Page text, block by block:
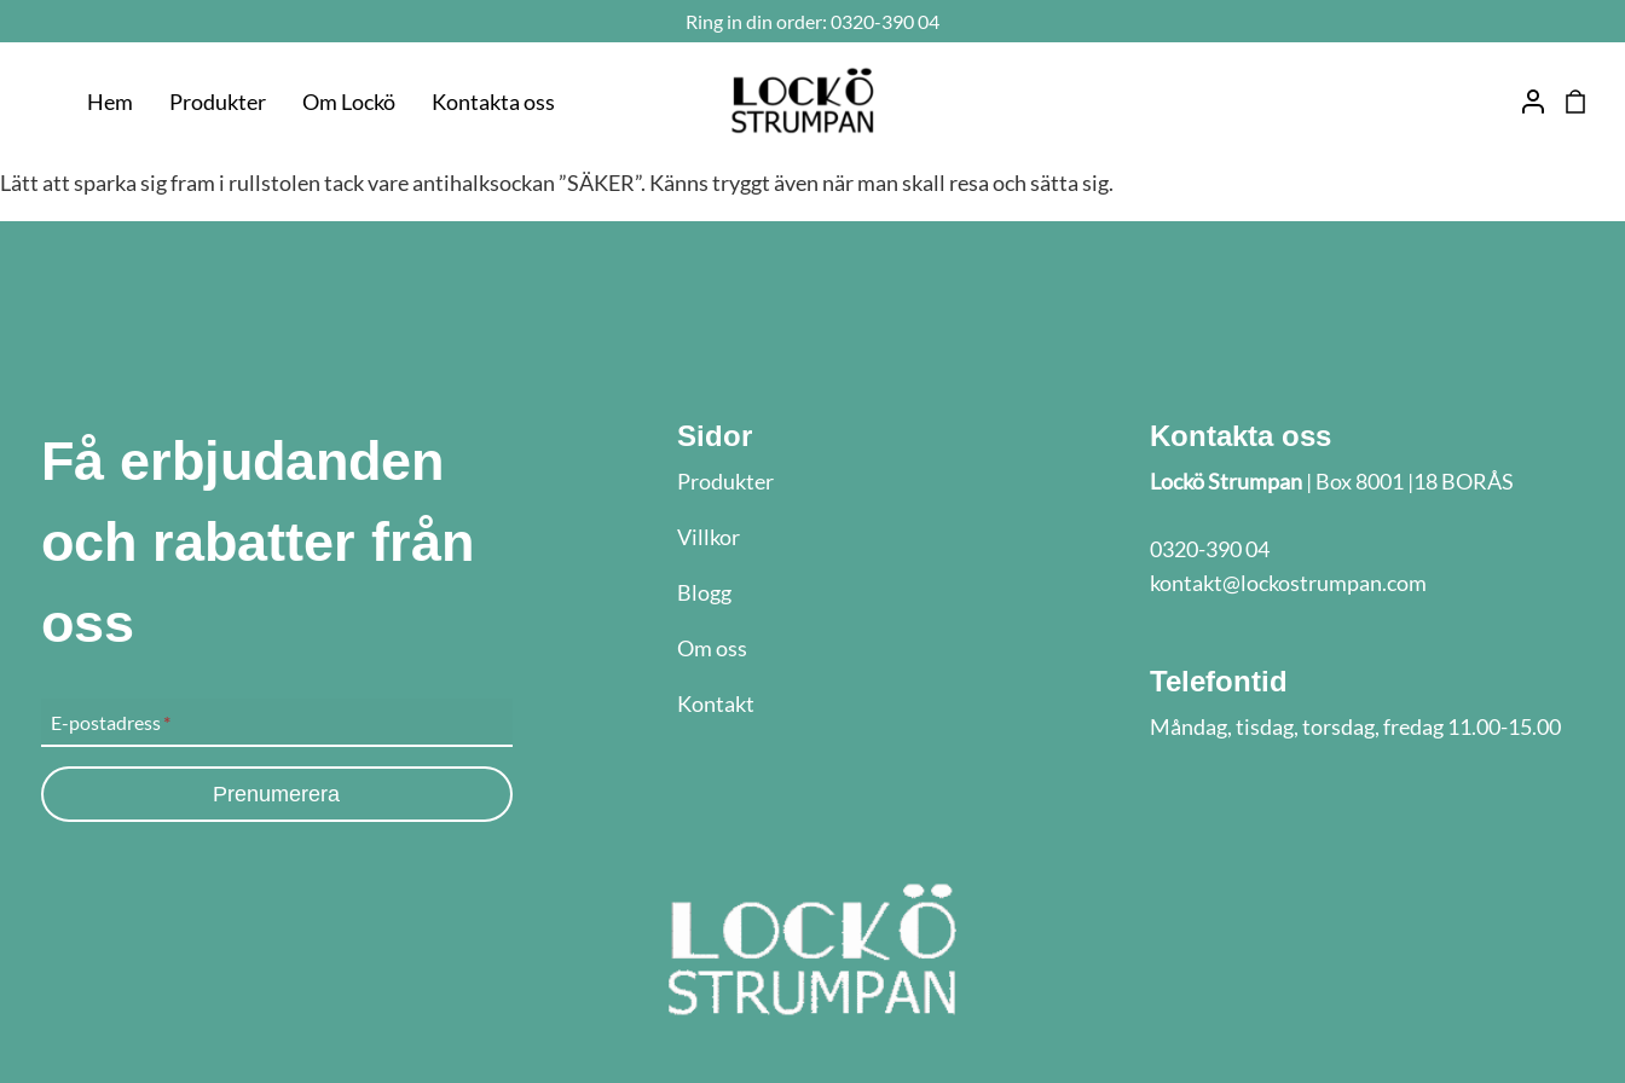
Ring in din order: 0320-390 04
Hem Produkter Om Lockö Kontakta oss
Lätt att sparka sig fram i rullstolen tack vare antihalksockan ”SÄKER”. Känns tryggt även när man skall resa och sätta sig.
Få erbjudanden
och rabatter från
oss
E-postadress*
Prenumerera
Sidor
Produkter
Villkor
Blogg
Om oss
Kontakt
Kontakta oss
Lockö Strumpan | Box 8001 |18 BORÅS
0320-390 04
kontakt@lockostrumpan.com
Telefontid
Måndag, tisdag, torsdag, fredag 11.00-15.00